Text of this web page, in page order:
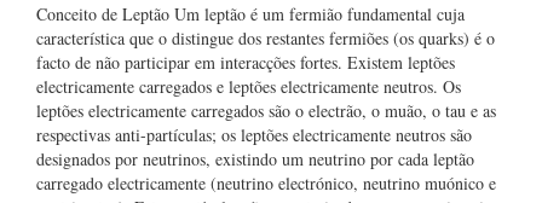
Conceito de Leptão Um leptão é um fermião fundamental cuja
característica que o distingue dos restantes fermiões (os quarks) é o
facto de não participar em interacções fortes. Existem leptões
electricamente carregados e leptões electricamente neutros. Os
leptões electricamente carregados são o electrão, o muão, o tau e as
respectivas anti-partículas; os leptões electricamente neutros são
designados por neutrinos, existindo um neutrino por cada leptão
carregado electricamente (neutrino electrónico, neutrino muónico e